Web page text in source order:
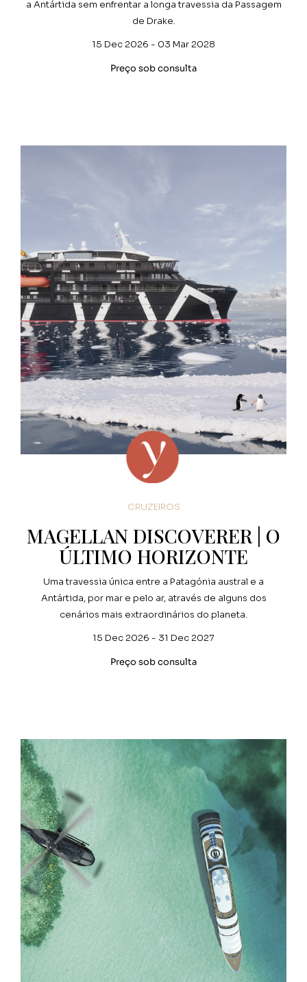
a Antártida sem enfrentar a longa travessia da Passagem
de Drake.
15 Dec 2026 - 03 Mar 2028
Preço sob consulta
CRUZEIROS
MAGELLAN DISCOVERER | O
ÚLTIMO HORIZONTE
Uma travessia única entre a Patagónia austral e a
Antártida, por mar e pelo ar, através de alguns dos
cenários mais extraordinários do planeta.
15 Dec 2026 - 31 Dec 2027
Preço sob consulta